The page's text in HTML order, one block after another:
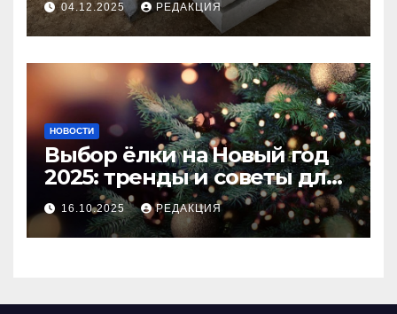
покрытия
04.12.2025 РЕДАКЦИЯ
НОВОСТИ
Выбор ёлки на Новый год
2025: тренды и советы для
идеального праздника
16.10.2025 РЕДАКЦИЯ